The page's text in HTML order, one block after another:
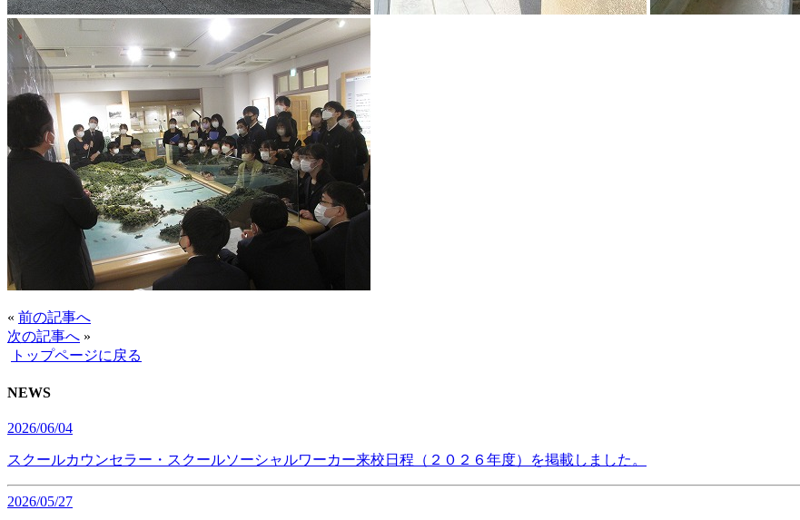
« 前の記事へ
次の記事へ »
トップページに戻る
NEWS
2026/06/04
スクールカウンセラー・スクールソーシャルワーカー来校日程（２０２６年度）を掲載しました。
2026/05/27